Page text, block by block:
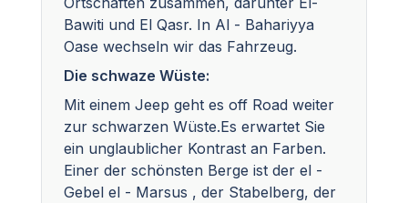
Bawiti und El Qasr. In Al - Bahariyya
Oase wechseln wir das Fahrzeug.
Die schwaze Wüste:
Mit einem Jeep geht es off Road weiter
zur schwarzen Wüste.Es erwartet Sie
ein unglaublicher Kontrast an Farben.
Einer der schönsten Berge ist der el -
Gebel el - Marsus , der Stabelberg, der